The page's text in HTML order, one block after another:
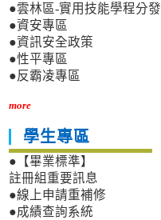
●雲林區-實用技能學程分發
●資安專區
●資訊安全政策
●性平專區
●反霸凌專區
more
學生專區
●【畢業標準】
註冊組重要訊息
●線上申請重補修
●成績查詢系統